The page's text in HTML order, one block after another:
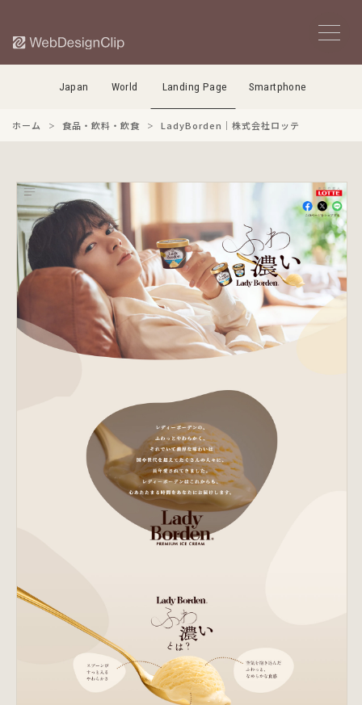
Japan World Landing Page Smartphone
ホーム 食品・飲料・飲食 LadyBorden｜株式会社ロッテ